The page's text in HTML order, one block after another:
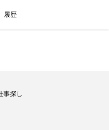
履歴
事探し